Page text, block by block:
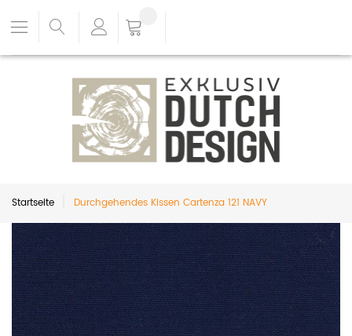
Startseite Durchgehendes Kissen Cartenza 121 NAVY